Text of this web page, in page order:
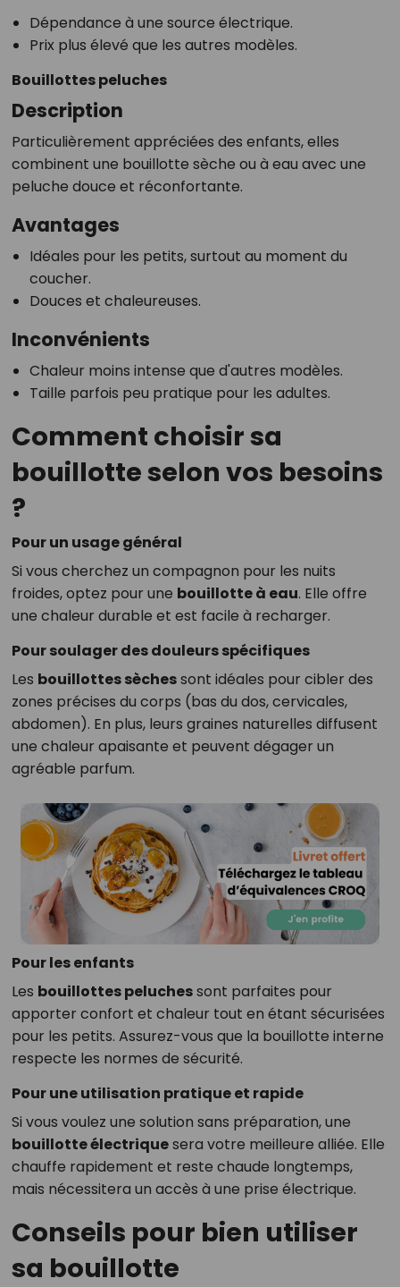
Dépendance à une source électrique.
Prix plus élevé que les autres modèles.
Bouillottes peluches
Description
Particulièrement appréciées des enfants, elles
combinent une bouillotte sèche ou à eau avec une
peluche douce et réconfortante.
Avantages
Idéales pour les petits, surtout au moment du
coucher.
Douces et chaleureuses.
Inconvénients
Chaleur moins intense que d'autres modèles.
Taille parfois peu pratique pour les adultes.
Comment choisir sa
bouillotte selon vos besoins
?
Pour un usage général
Si vous cherchez un compagnon pour les nuits
froides, optez pour une bouillotte à eau. Elle offre
une chaleur durable et est facile à recharger.
Pour soulager des douleurs spécifiques
Les bouillottes sèchessont idéales pour cibler des
zones précises du corps (bas du dos, cervicales,
abdomen). En plus, leurs graines naturelles diffusent
une chaleur apaisante et peuvent dégager un
agréable parfum.
Pour les enfants
Les bouillottes peluchessont parfaites pour
apporter confort et chaleur tout en étant sécurisées
pour les petits. Assurez-vous que la bouillotte interne
respecte les normes de sécurité.
Pour une utilisation pratique et rapide
Si vous voulez une solution sans préparation, une
bouillotte électriquesera votre meilleure alliée. Elle
chauffe rapidement et reste chaude longtemps,
mais nécessitera un accès à une prise électrique.
Conseils pour bien utiliser
sa bouillotte